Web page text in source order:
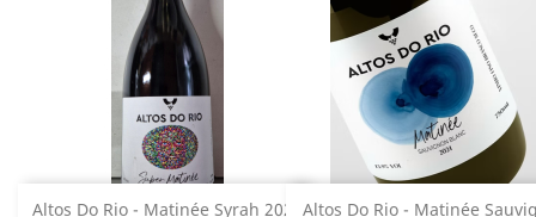
Altos Do Rio - Matinée Syrah 2024 Altos Do Rio - Matinée